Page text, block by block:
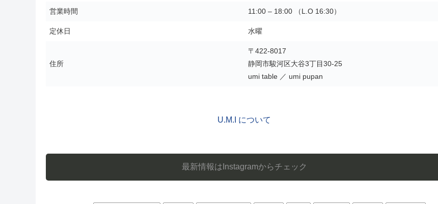
営業時間 11:00 – 18:00 （L.O 16:30）
定休日 水曜
住所
〒422-8017
静岡市駿河区大谷3丁目30-25
umi table ／ umi pupan
U.M.I について
最新情報はInstagramからチェック